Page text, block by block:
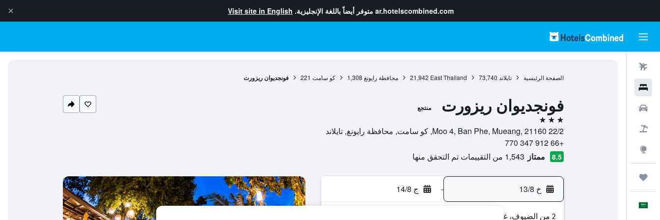
ar.hotelscombined.com متوفر أيضاً باللغة الإنجليزية. Visit site in English
الصفحة الرئيسية تايلاند 73,740
East Thailand
21,942 محافظة رايونغ 1,308 كو سامت 221 فونجديوان ريزورت
فونجديوان ريزورت منتجع
3 نجوم
22/2 Moo 4, Ban Phe, Mueang, 21160, كو سامت, محافظة رايونغ, تايلاند
+66 912 347 770
8.5 ممتاز 1,543 من التقييمات تم التحقق منها
خ 13/8 - ج 14/8
2 من الضيوف، غرفة واحدة